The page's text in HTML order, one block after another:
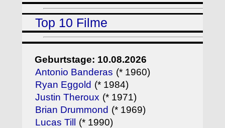
Top 10 Filme
Geburtstage: 10.08.2026
Antonio Banderas (* 1960)
Ryan Eggold (* 1984)
Justin Theroux (* 1971)
Brian Drummond (* 1969)
Lucas Till (* 1990)